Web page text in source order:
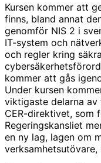
Kursen kommer att
finns, bland annat
genomför NIS 2 i
IT-system och
och regler kring
kommer att gås
Under kursen
viktigaste delarna
CER-direktivet, som
Regeringskansliet
en ny lag, lagen om
verksamhetsutövare,